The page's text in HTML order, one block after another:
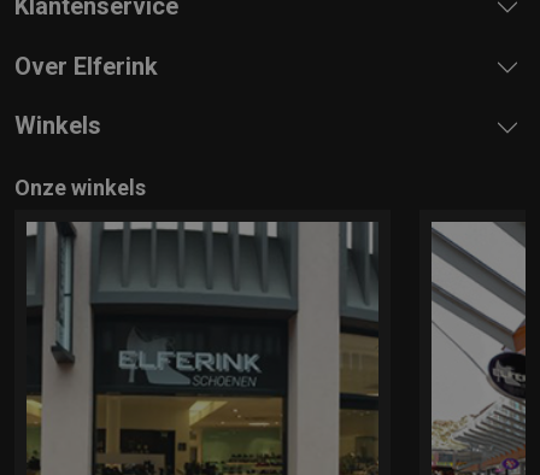
Klantenservice
Over Elferink
Winkels
Onze winkels